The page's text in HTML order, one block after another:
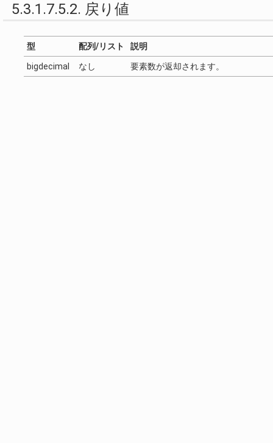
5.3.1.7.5.2. 戻り値
型 配列/リスト 説明
bigdecimal なし 要素数が返却されます。